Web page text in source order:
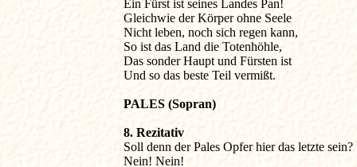
Ein Fürst ist seines Landes Pan!
Gleichwie der Körper ohne Seele
Nicht leben, noch sich regen kann,
So ist das Land die Totenhöhle,
Das sonder Haupt und Fürsten ist
Und so das beste Teil vermißt.
PALES (Sopran)
8. Rezitativ
Soll denn der Pales Opfer hier das letzte sein?
Nein! Nein!